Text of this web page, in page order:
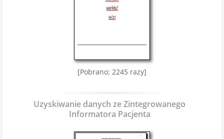
[Pobrano: 2245 razy]
Uzyskiwanie danych ze Zintegrowanego
Informatora Pacjenta